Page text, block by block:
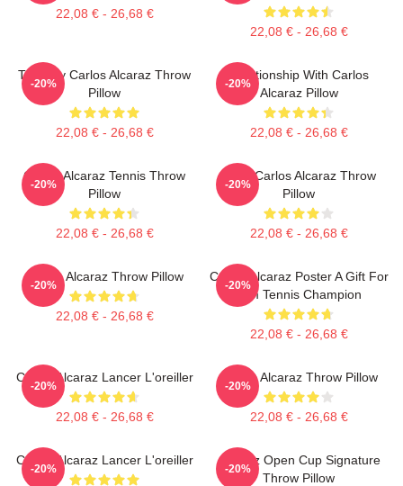
22,08 € - 26,68 €
22,08 € - 26,68 €
Tenis By Carlos Alcaraz Throw
Pillow
22,08 € - 26,68 €
-20%
Relationship With Carlos
Alcaraz Pillow
22,08 € - 26,68 €
-20%
Carlos Alcaraz Tennis Throw
Pillow
22,08 € - 26,68 €
-20%
Tenis Carlos Alcaraz Throw
Pillow
22,08 € - 26,68 €
-20%
Carlos Alcaraz Throw Pillow
22,08 € - 26,68 €
-20%
Carlos Alcaraz Poster A Gift For
Him Tennis Champion
22,08 € - 26,68 €
-20%
Carlos Alcaraz Lancer L'oreiller
22,08 € - 26,68 €
-20%
Carlos Alcaraz Throw Pillow
22,08 € - 26,68 €
-20%
Carlos Alcaraz Lancer L'oreiller
-20%
Alcaraz Open Cup Signature
Throw Pillow
-20%